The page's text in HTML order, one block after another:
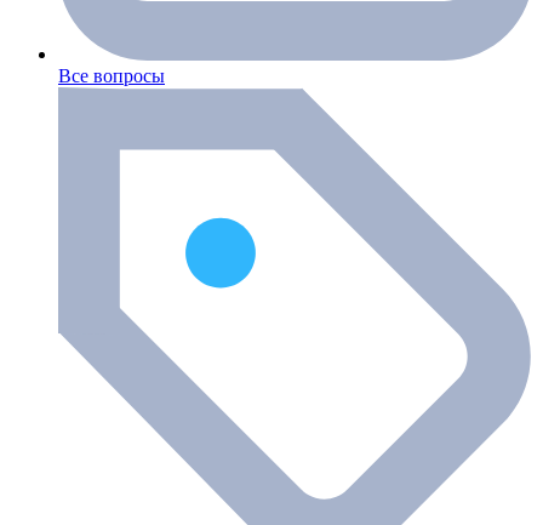
Все вопросы